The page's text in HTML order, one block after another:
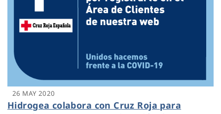
26 MAY 2020
Hidrogea colabora con Cruz Roja para